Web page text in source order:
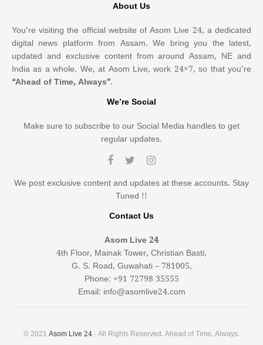
About Us
You’re visiting the official website of Asom Live 24, a dedicated
digital news platform from Assam. We bring you the latest,
updated and exclusive content from around Assam, NE and
India as a whole. We, at Asom Live, work 24×7, so that you’re
“Ahead of Time, Always”.
We’re Social
Make sure to subscribe to our Social Media handles to get
regular updates.
We post exclusive content and updates at these accounts. Stay
Tuned !!
Contact Us
Asom Live 24
4th Floor, Mainak Tower, Christian Basti,
G. S. Road, Guwahati – 781005,
Phone: +91 72798 35555
Email: info@asomlive24.com
© 2021 Asom Live 24- All Rights Reserved. Ahead of Time, Always.